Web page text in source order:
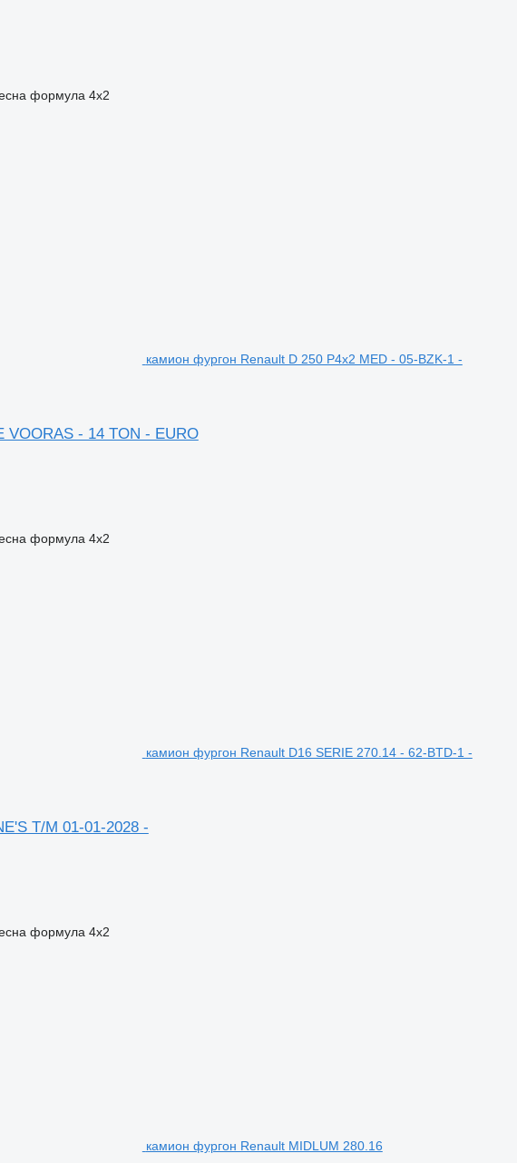
формула 4x2
камион фургон Renault D 250 P4x2 MED - 05-BZK-1 -
VOORAS - 14 TON - EURO
формула 4x2
камион фургон Renault D16 SERIE 270.14 - 62-BTD-1 -
T/M 01-01-2028 -
формула 4x2
камион фургон Renault MIDLUM 280.16